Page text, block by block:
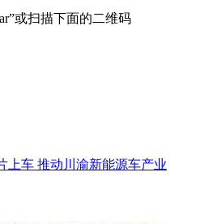
或扫描下面的二维码
上车 推动川渝新能源车产业